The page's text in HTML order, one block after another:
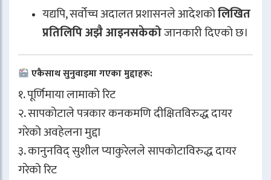
यद्यपि, सर्वोच्च अदालत प्रशासनले आदेशकोलिखित
प्रतिलिपि अझै आइनसकेकोजानकारी दिएको छ।
एकैसाथ सुनुवाइमा गएका मुद्दाहरू:
१. पूर्णिमाया लामाको रिट
२. सापकोटाले पत्रकार कनकमणि दीक्षितविरुद्ध दायर
गरेको अवहेलना मुद्दा
३. कानुनविद् सुशील प्याकुरेलले सापकोटाविरुद्ध दायर
गरेको रिट